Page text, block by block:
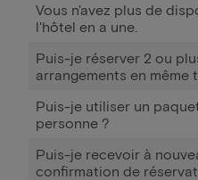
Vous n'avez plus de
l'hôtel en a une.
Puis-je réserver 2 ou
arrangements en même
Puis-je utiliser un
personne ?
Puis-je recevoir à
confirmation de